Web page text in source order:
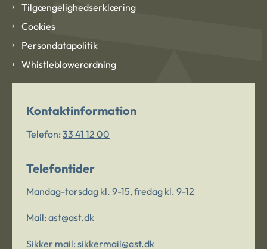
Tilgængelighedserklæring
Cookies
Persondatapolitik
Whistleblowerordning
Kontaktinformation
Telefon: 33 41 12 00
Telefontider
Mandag-torsdag kl. 9-15, fredag kl. 9-12
Mail: ast@ast.dk
Sikker mail: sikkermail@ast.dk